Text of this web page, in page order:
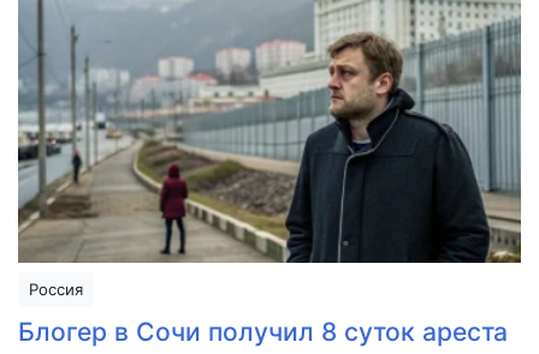
Россия
Блогер в Сочи получил 8 суток ареста